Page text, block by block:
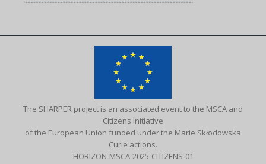
The SHARPER project is an associated event to the MSCA and
Citizens initiative
of the European Union funded under the Marie Skłodowska
Curie actions.
HORIZON-MSCA-2025-CITIZENS-01